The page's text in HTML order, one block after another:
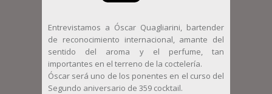
Entrevistamos a Óscar Quagliarini, bartender
de reconocimiento internacional, amante del
sentido del aroma y el perfume, tan
importantes en el terreno de la coctelería.
Óscar será uno de los ponentes en el curso del
Segundo aniversario de 359 cocktail.